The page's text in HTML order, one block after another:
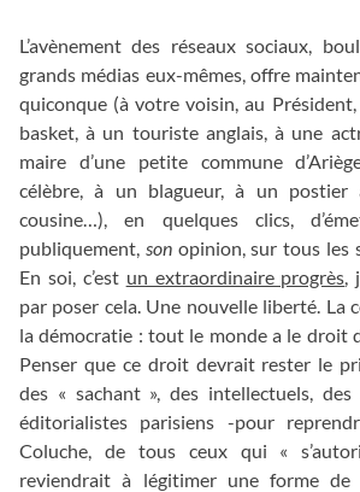
L’avènement des réseaux sociaux,
grands médias eux-mêmes, offre
quiconque (à votre voisin, au
basket, à un touriste anglais, à une
maire d’une petite commune
célèbre, à un blagueur, à un postier
cousine…), en quelques clics,
publiquement, son opinion, sur tous les
En soi, c’est un extraordinaire progrès
par poser cela. Une nouvelle liberté. La
la démocratie : tout le monde a le droit
Penser que ce droit devrait rester le
des « sachant », des intellectuels,
éditorialistes parisiens -pour
Coluche, de tous ceux qui «
reviendrait à légitimer une forme de